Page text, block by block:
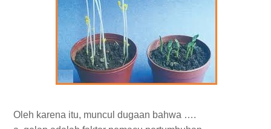
Oleh karena itu, muncul dugaan bahwa ….